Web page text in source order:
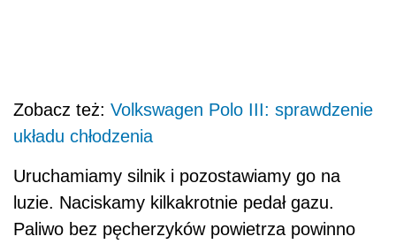
Zobacz też: Volkswagen Polo III: sprawdzenie
układu chłodzenia
Uruchamiamy silnik i pozostawiamy go na
luzie. Naciskamy kilkakrotnie pedał gazu.
Paliwo bez pęcherzyków powietrza powinno